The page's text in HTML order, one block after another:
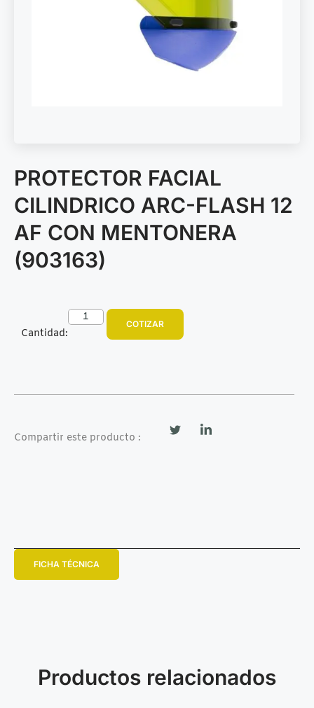
PROTECTOR FACIAL
CILINDRICO ARC-FLASH 12
AF CON MENTONERA
(903163)
Cantidad:
COTIZAR
Compartir este producto :
FICHA TÉCNICA
Productos relacionados